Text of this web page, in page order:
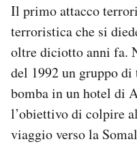
I MIEI PREFERITI
SHOP
Il primo attacco
terroristica che si
oltre diciotto anni fa.
del 1992 un gruppo
bomba in un hotel di
l’obiettivo di colpire
viaggio verso la